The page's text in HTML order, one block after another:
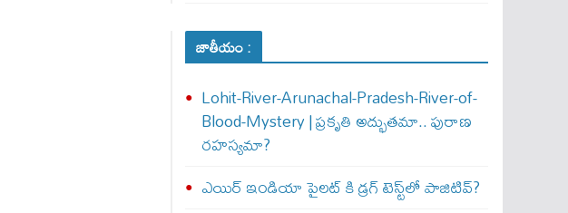
జాతీయం :
Lohit-River-Arunachal-Pradesh-River-of-
Blood-Mystery | ప్రకృతి అద్భుతమా.. పురాణ
రహస్యమా?
ఎయిర్‌ ఇండియా పైలట్‌ కి డ్రగ్‌ టెస్ట్‌లో పాజిటివ్‌?